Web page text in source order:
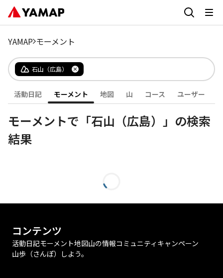
YAMAP モーメント
石山（広島）
活動日記 モーメント 地図 山 コース ユーザー
モーメントで「石山（広島）」の検索
結果
コンテンツ
活動日記モーメント地図山の情報コミュニティ キャンペーン
山歩（さんぽ）しよう。